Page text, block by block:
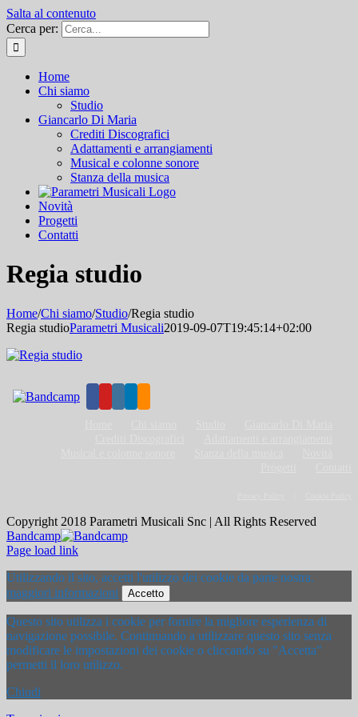
Salta al contenuto
Cerca per:
Home
Chi siamo
Studio
Giancarlo Di Maria
Crediti Discografici
Adattamenti e arrangiamenti
Musical e colonne sonore
Stanza della musica
Novità
Progetti
Contatti
Regia studio
Home/Chi siamo/Studio/Regia studio
Regia studioParametri Musicali2019-09-07T19:45:14+02:00
Copyright 2018 Parametri Musicali Snc | All Rights Reserved
Bandcamp
Page load link
Utilizzando il sito, accetti l'utilizzo dei cookie da parte nostra.
maggiori informazioni
Accetto
Questo sito utilizza i cookie per fornire la migliore esperienza di
navigazione possibile. Continuando a utilizzare questo sito senza
modificare le impostazioni dei cookie o cliccando su "Accetta"
permetti il loro utilizzo.
Chiudi